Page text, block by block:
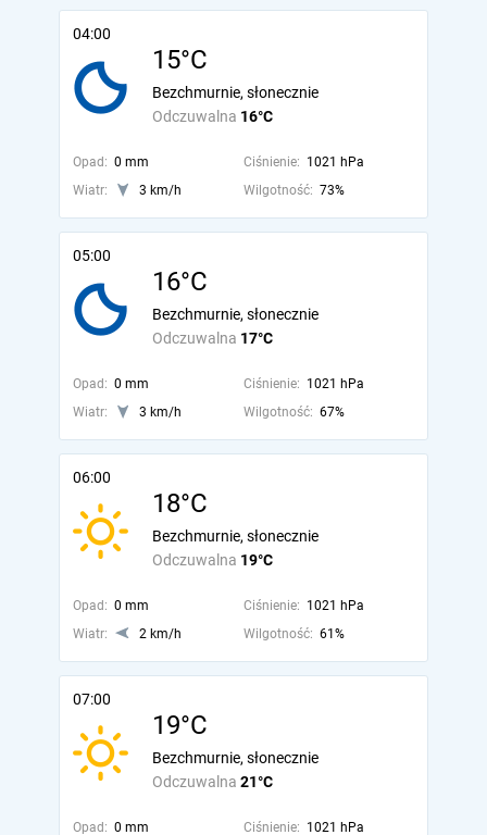
04:00
15°C
Odczuwalna 16°C
Bezchmurnie, słonecznie
Opad: 0 mm Ciśnienie: 1021 hPa
Wiatr:
3 km/h Wilgotność: 73%
05:00
16°C
Odczuwalna 17°C
Bezchmurnie, słonecznie
Opad: 0 mm Ciśnienie: 1021 hPa
Wiatr:
3 km/h Wilgotność: 67%
06:00
18°C
Odczuwalna 19°C
Bezchmurnie, słonecznie
Opad: 0 mm Ciśnienie: 1021 hPa
Wiatr:
2 km/h Wilgotność: 61%
07:00
19°C
Odczuwalna 21°C
Bezchmurnie, słonecznie
Opad: 0 mm Ciśnienie: 1021 hPa